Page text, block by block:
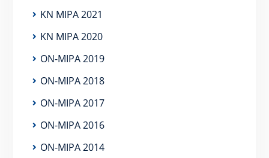
KN MIPA 2021
KN MIPA 2020
ON-MIPA 2019
ON-MIPA 2018
ON-MIPA 2017
ON-MIPA 2016
ON-MIPA 2014